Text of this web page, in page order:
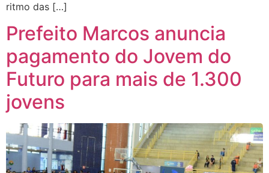
ritmo das […]
Prefeito Marcos anuncia
pagamento do Jovem do
Futuro para mais de 1.300
jovens